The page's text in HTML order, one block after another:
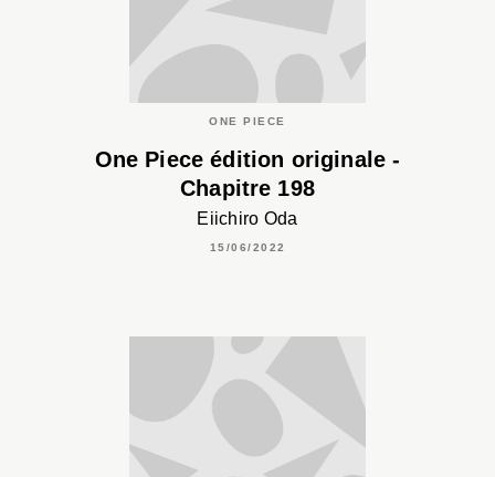
ONE PIECE
One Piece édition originale -
Chapitre 198
Eiichiro Oda
15/06/2022